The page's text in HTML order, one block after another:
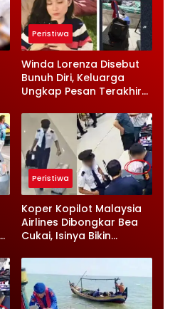
Peristiwa
Winda Lorenza Disebut
Bunuh Diri, Keluarga
Ungkap Pesan Terakhir
Rumah
Peristiwa
Koper Kopilot Malaysia
Airlines Dibongkar Bea
Cukai, Isinya Bikin